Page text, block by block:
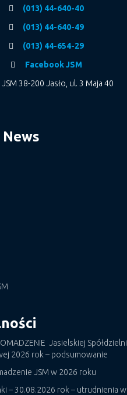
(013) 44-640-40
(013) 44-640-49
(013) 44-654-29
Facebook JSM
JSM 38-200 Jasło, ul. 3 Maja 40
News
Jasielskiej Spółdzielni
2026 rok – podsumowanie
JSM w 2026 roku
– 30.08.2026 rok – utrudnienia w